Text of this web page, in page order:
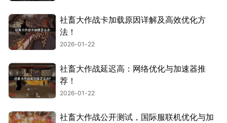
社畜大作战卡加载原因详解及高效优化方
法！
2026-01-22
社畜大作战延迟高：网络优化与加速器推
荐！
2026-01-22
社畜大作战公开测试，国际服联机优化与加